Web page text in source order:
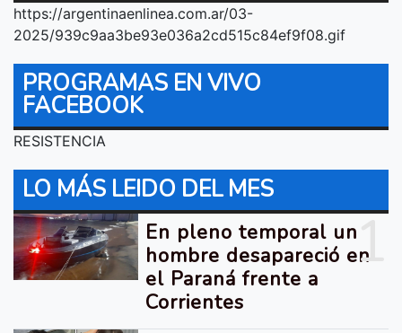
https://argentinaenlinea.com.ar/03-
2025/939c9aa3be93e036a2cd515c84ef9f08.gif
PROGRAMAS EN VIVO
FACEBOOK
RESISTENCIA
LO MÁS LEIDO DEL MES
1
En pleno temporal un
hombre desapareció en
el Paraná frente a
Corrientes